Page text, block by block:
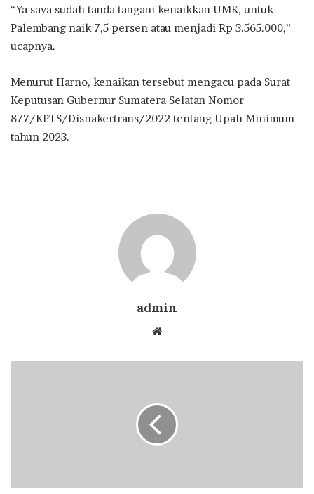
“Ya saya sudah tanda tangani kenaikkan UMK, untuk
Palembang naik 7,5 persen atau menjadi Rp 3.565.000,”
ucapnya.
Menurut Harno, kenaikan tersebut mengacu pada Surat
Keputusan Gubernur Sumatera Selatan Nomor
877/KPTS/Disnakertrans/2022 tentang Upah Minimum
tahun 2023.
admin
Website